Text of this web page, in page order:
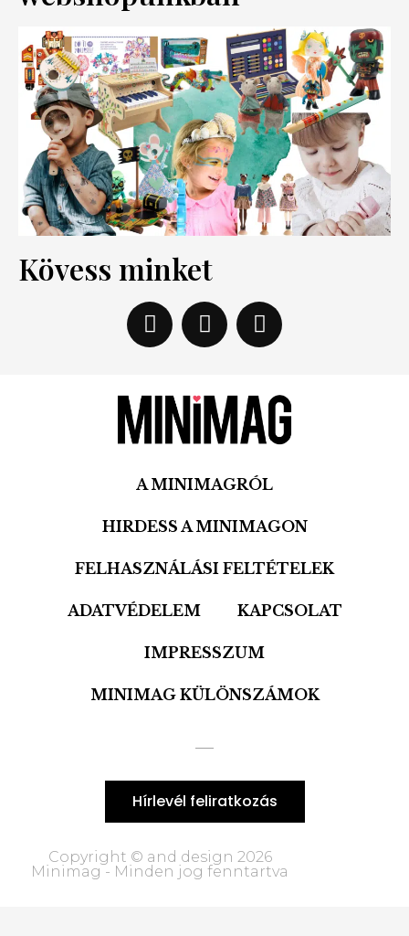
Kövess minket
A MINIMAGRÓL
HIRDESS A MINIMAGON
FELHASZNÁLÁSI FELTÉTELEK
ADATVÉDELEM KAPCSOLAT
IMPRESSZUM
MINIMAG KÜLÖNSZÁMOK
Hírlevél feliratkozás
Copyright © and design 2026
Minimag - Minden jog fenntartva